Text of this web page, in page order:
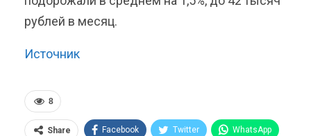
рублей в месяц.
Источник
8
Share Facebook Twitter WhatsApp